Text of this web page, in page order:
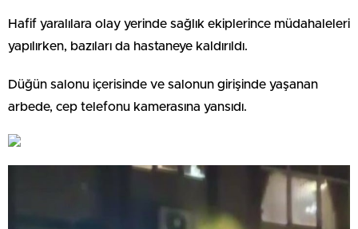
Hafif yaralılara olay yerinde sağlık ekiplerince müdahaleleri
yapılırken, bazıları da hastaneye kaldırıldı.
Düğün salonu içerisinde ve salonun girişinde yaşanan
arbede, cep telefonu kamerasına yansıdı.